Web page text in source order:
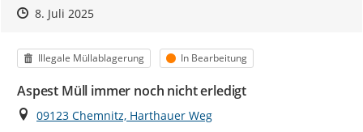
Zeitpunkt des Erstellens
Zeitpunkt des Erstellens
8. Juli 2025Zur Äußerung
Kategorie
Illegale Müllablagerung Status
In Bearbeitung
Aspest Müll immer noch nicht erledigt
Ort
09123 Chemnitz, Harthauer Weg